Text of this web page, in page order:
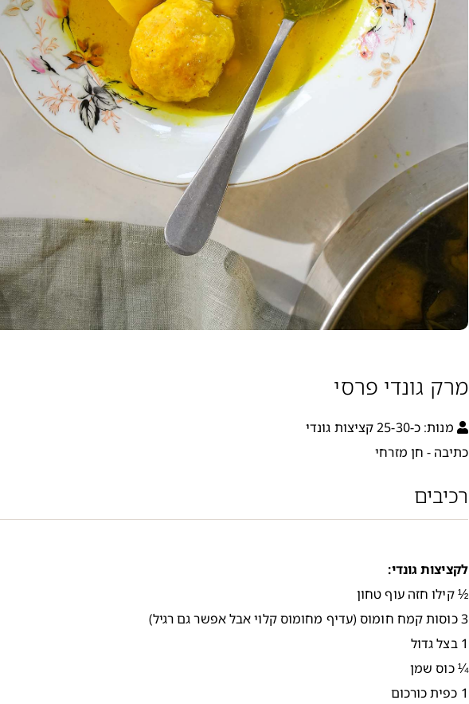
מרק גונדי פרסי
מנות: כ-25-30 קציצות גונדי
כתיבה - חן מזרחי
רכיבים
לקציצות גונדי:
½ קילו חזה עוף טחון
3 כוסות קמח חומוס (עדיף מחומוס קלוי אבל אפשר גם רגיל)
1 בצל גדול
¼ כוס שמן
1 כפית כורכום